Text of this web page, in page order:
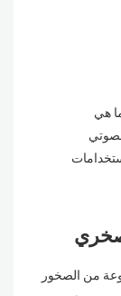
هي
من الصخور